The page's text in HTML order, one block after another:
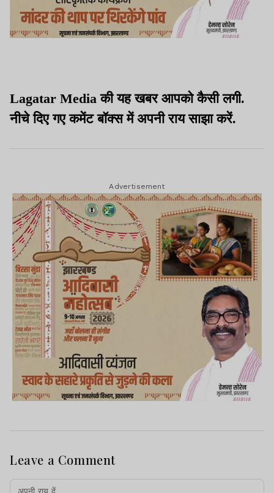
Lagatar Media की यह खबर आपको कैसी लगी.
नीचे दिए गए कमेंट बॉक्स में अपनी राय साझा करें.
Advertisement
Leave a Comment